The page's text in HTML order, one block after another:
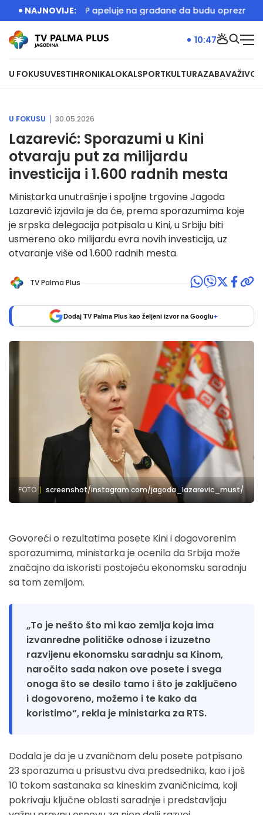
NAJNOVIJE:
igralište MUP apeluje na građane da budu oprezni zbog
U FOKUSUVESTIHRONIKALOKALSPORTKULTURAZABAVAŽIVOT
10:47
U FOKUSU 30.05.2026
Lazarević: Sporazumi u Kini
otvaraju put za milijardu
investicija i 1.600 radnih mesta
Ministarka unutrašnje i spoljne trgovine Jagoda
Lazarević izjavila je da će, prema sporazumima koje
je srpska delegacija potpisala u Kini, u Srbiju biti
usmereno oko milijardu evra novih investicija, uz
otvaranje više od 1.600 radnih mesta.
TV Palma Plus
Dodaj TV Palma Plus kao željeni izvor na Googlu+
FOTO screenshot/instagram.com/jagoda_lazarevic_must/
Govoreći o rezultatima posete Kini i dogovorenim
sporazumima, ministarka je ocenila da Srbija može
značajno da iskoristi postojeću ekonomsku saradnju
sa tom zemljom.
„To je nešto što mi kao zemlja koja ima
izvanredne političke odnose i izuzetno
razvijenu ekonomsku saradnju sa Kinom,
naročito sada nakon ove posete i svega
onoga što se desilo tamo i što je zaključeno
i dogovoreno, možemo i te kako da
koristimo“, rekla je ministarka za RTS.
Dodala je da je u zvaničnom delu posete potpisano
23 sporazuma u prisustvu dva predsednika, kao i još
10 tokom sastanaka sa kineskim zvaničnicima, koji
pokrivaju ključne oblasti saradnje i predstavljaju